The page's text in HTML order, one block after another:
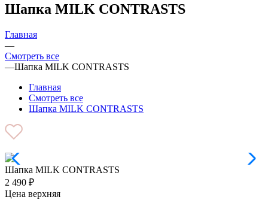
Шапка MILK CONTRASTS
Главная
—
Смотреть все
—Шапка MILK CONTRASTS
Главная
Смотреть все
Шапка MILK CONTRASTS
Шапка MILK CONTRASTS
2 490 ₽
Цена верхняя